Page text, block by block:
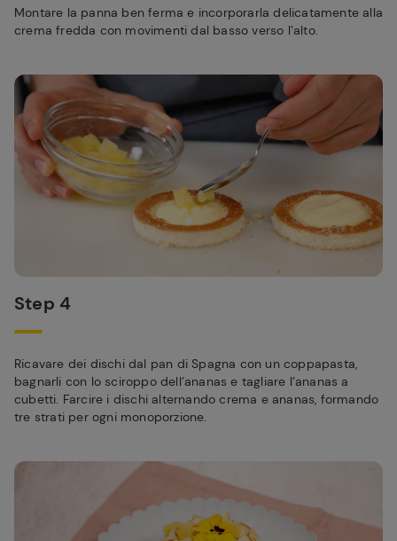
Montare la panna ben ferma e incorporarla delicatamente alla
crema fredda con movimenti dal basso verso l’alto.
Step 4
Ricavare dei dischi dal pan di Spagna con un coppapasta,
bagnarli con lo sciroppo dell’ananas e tagliare l’ananas a
cubetti. Farcire i dischi alternando crema e ananas, formando
tre strati per ogni monoporzione.